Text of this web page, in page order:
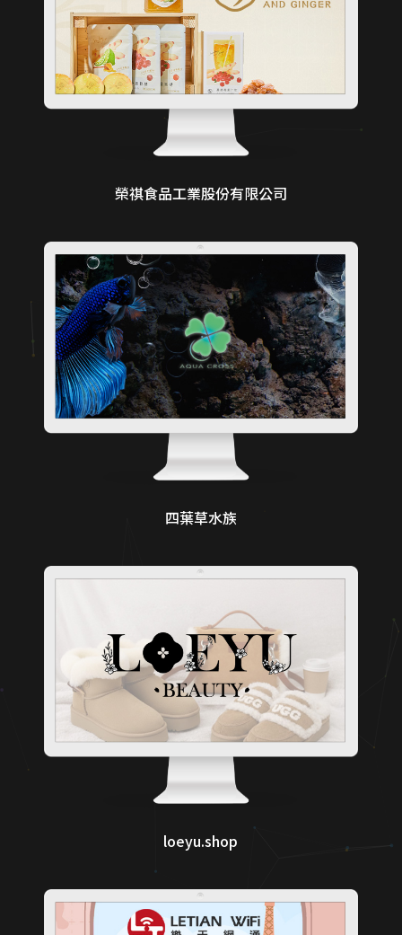
榮祺食品工業股份有限公司
四葉草水族
loeyu.shop